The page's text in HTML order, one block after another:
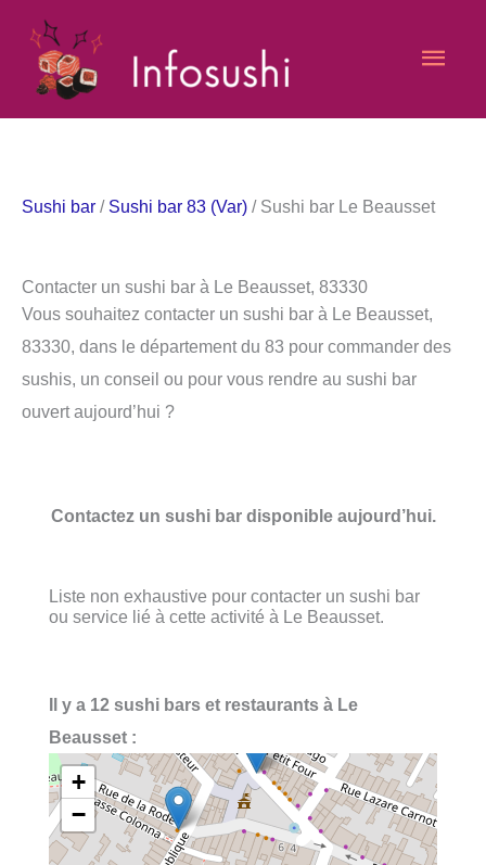
contenu
Sushi bar / Sushi bar 83 (Var) / Sushi bar Le Beausset
Contacter un sushi bar à Le Beausset, 83330
Vous souhaitez contacter un sushi bar à Le Beausset,
83330, dans le département du 83 pour commander des
sushis, un conseil ou pour vous rendre au sushi bar
ouvert aujourd’hui ?
Contactez un sushi bar disponible aujourd’hui.
Liste non exhaustive pour contacter un sushi bar
ou service lié à cette activité à Le Beausset.
Il y a 12 sushi bars et restaurants à Le
Beausset :
+
−